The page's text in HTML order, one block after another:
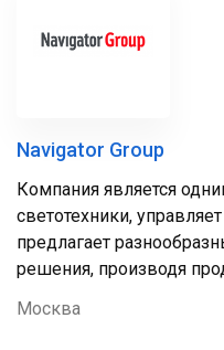
Navigator Group
Компания является
светотехники,
предлагает
решения, производя
Москва